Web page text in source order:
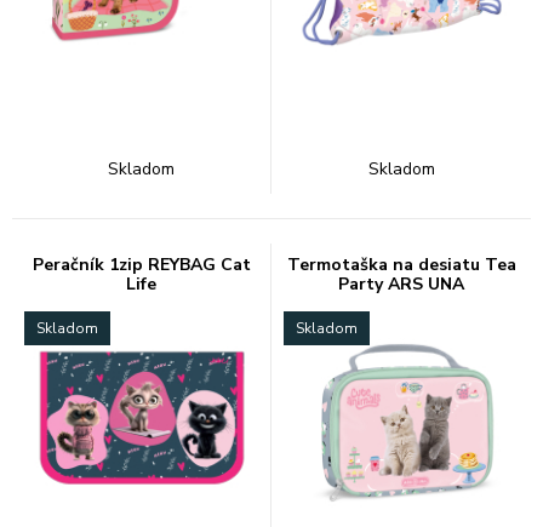
Skladom Skladom
Peračník 1zip REYBAG Cat
Life
Skladom
Termotaška na desiatu Tea
Party ARS UNA
Skladom